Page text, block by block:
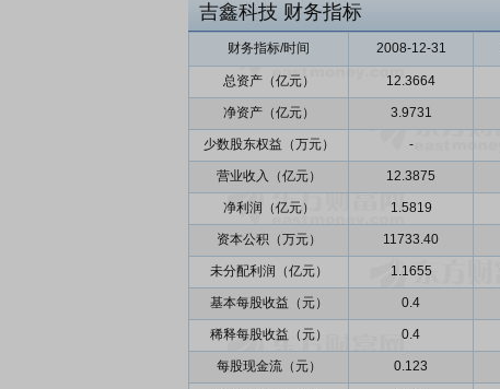
吉鑫科技 财务指标
财务指标/时间 2008-12-31
总资产（亿元） 12.3664
净资产（亿元） 3.9731
少数股东权益（万元） -
营业收入（亿元） 12.3875
净利润（亿元） 1.5819
资本公积（万元） 11733.40
未分配利润（亿元） 1.1655
基本每股收益（元） 0.4
稀释每股收益（元） 0.4
每股现金流（元） 0.123